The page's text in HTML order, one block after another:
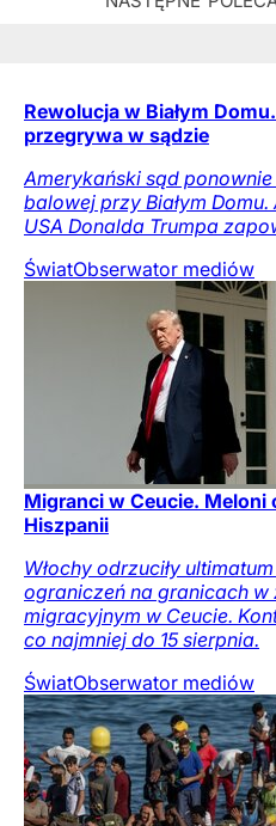
Rewolucja w Białym
przegrywa w sądzie
Amerykański sąd
balowej przy Białym
USA Donalda Trumpa
ŚwiatObserwator mediów
Migranci w Ceucie. Meloni
Hiszpanii
Włochy odrzuciły
ograniczeń na granicach
migracyjnym w Ceucie.
co najmniej do 15 sierpnia.
ŚwiatObserwator mediów